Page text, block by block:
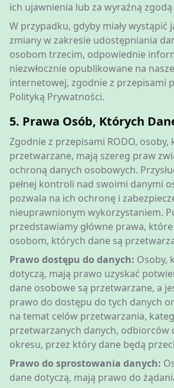
ich ujawnienia lub za wyraźną
W przypadku, gdyby miały wystąpić
zmiany w zakresie udostępniania
osobom trzecim, odpowiednie
niezwłocznie opublikowane na
internetowej, zgodnie z przepisami
Polityką Prywatności.
5. Prawa Osób, Których
Zgodnie z przepisami RODO, osoby,
przetwarzane, mają szereg praw
ochroną danych osobowych.
pełnej kontroli nad swoimi danymi
pozwala na ich ochronę i
nieuprawnionym wykorzystaniem.
przedstawiamy główne prawa, które
osobom, których dane są
Prawo dostępu do danych: Osoby,
dotyczą, mają prawo uzyskać
dane osobowe są przetwarzane, a
prawo do dostępu do tych danych
na temat celów przetwarzania,
przetwarzanych danych, odbiorców
okresu, przez który dane będą
Prawo do sprostowania danych:
dane dotyczą, mają prawo do